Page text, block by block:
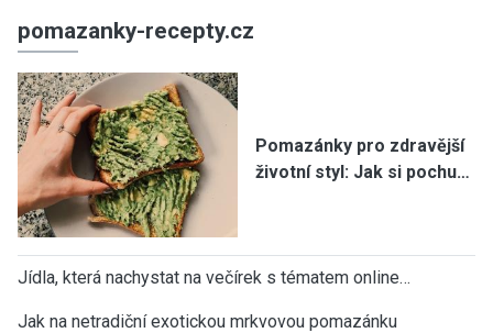
pomazanky-recepty.cz
Pomazánky pro zdravější
životní styl: Jak si pochu…
Jídla, která nachystat na večírek s tématem online…
Jak na netradiční exotickou mrkvovou pomazánku